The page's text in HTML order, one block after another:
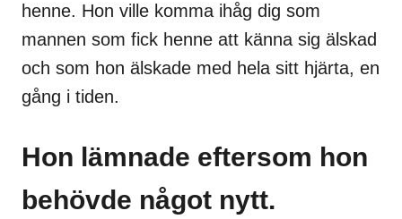
henne. Hon ville komma ihåg dig som
mannen som fick henne att känna sig älskad
och som hon älskade med hela sitt hjärta, en
gång i tiden.
Hon lämnade eftersom hon
behövde något nytt.